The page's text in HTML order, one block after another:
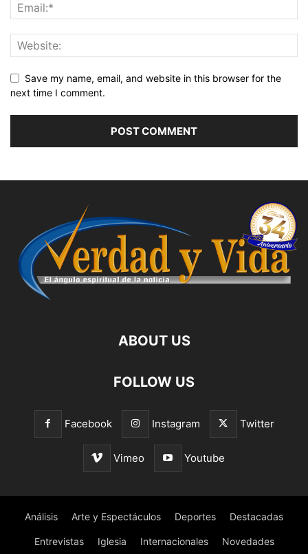
Save my name, email, and website in this browser for the
next time I comment.
ABOUT US
FOLLOW US
Facebook Instagram Twitter
Vimeo Youtube
Análisis Arte y Espectáculos Deportes Destacadas
Entrevistas Iglesia Internacionales Novedades